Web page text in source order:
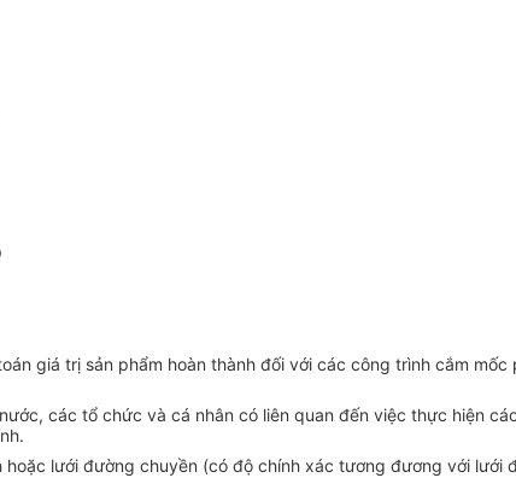
giá trị sản phẩm hoàn thành đối với các công trình cắm
các tổ chức và cá nhân có liên quan đến việc thực hiện
lưới đường chuyền (có độ chính xác tương đương với lưới